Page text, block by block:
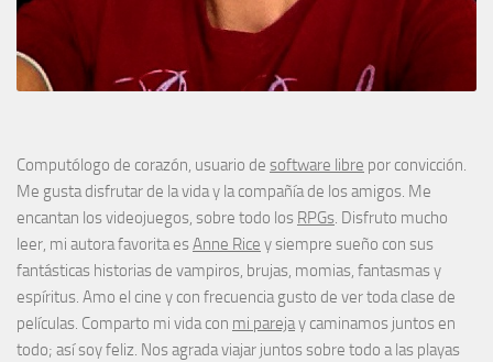
Computólogo de corazón, usuario de software libre por convicción.
Me gusta disfrutar de la vida y la compañía de los amigos. Me
encantan los videojuegos, sobre todo los RPGs. Disfruto mucho
leer, mi autora favorita esAnne Rice y siempre sueño con sus
fantásticas historias de vampiros, brujas, momias, fantasmas y
espíritus. Amo el cine y con frecuencia gusto de ver toda clase de
películas. Comparto mi vida con mi parejay caminamos juntos en
todo; así soy feliz. Nos agrada viajar juntos sobre todo a las playas